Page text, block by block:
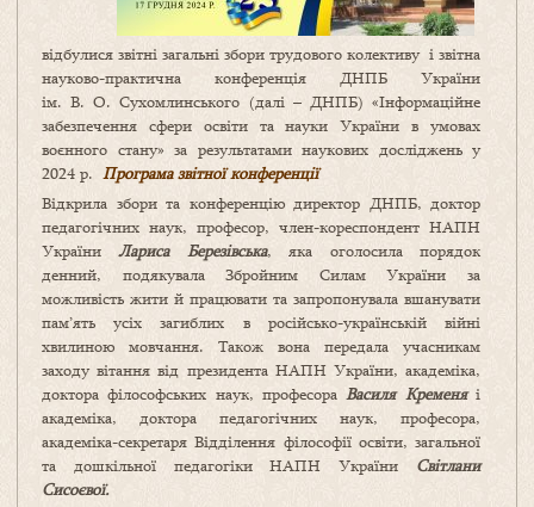
відбулися звітні загальні збори трудового колективу і звітна
науково-практична конференція ДНПБ України
ім. В. О. Сухомлинського (далі – ДНПБ) «Інформаційне
забезпечення сфери освіти та науки України в умовах
воєнного стану» за результатами наукових досліджень у
2024 р. Програма звітної конференції
Відкрила збори та конференцію директор ДНПБ, доктор
педагогічних наук, професор, член-кореспондент НАПН
УкраїниЛариса Березівська, яка оголосила порядок
денний, подякувала Збройним Силам України за
можливість жити й працювати та запропонувала вшанувати
пам’ять усіх загиблих в російсько-українській війні
хвилиною мовчання. Також вона передала учасникам
заходу вітання від президента НАПН України, академіка,
доктора філософських наук, професораВасиля Кременяі
академіка, доктора педагогічних наук, професора,
академіка-секретаря Відділення філософії освіти, загальної
та дошкільної педагогіки НАПН України Світлани
Сисоєвої.